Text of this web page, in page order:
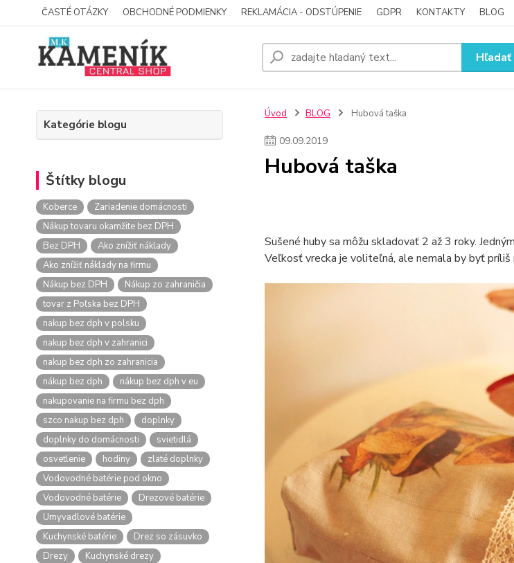
ČASTÉ OTÁZKY OBCHODNÉ PODMIENKY REKLAMÁCIA - ODSTÚPENIE GDPR KONTAKTY BLOG
Hľadať
Kategórie blogu
Štítky blogu
Koberce
Zariadenie domácnosti
Nákup tovaru okamžite bez DPH
Bez DPH
Ako znížiť náklady
Ako znížiť náklady na firmu
Nákup bez DPH
Nákup zo zahraničia
tovar z Poľska bez DPH
nakup bez dph v polsku
nakup bez dph v zahranici
nakup bez dph zo zahranicia
nákup bez dph
nákup bez dph v eu
nakupovanie na firmu bez dph
szco nakup bez dph
doplnky
doplnky do domácnosti
svietidlá
osvetlenie
hodiny
zlaté doplnky
Vodovodné batérie pod okno
Vodovodné batérie
Drezové batérie
Umyvadlové batérie
Kuchynské batérie
Drez so zásuvko
Drezy
Kuchynské drezy
Úvod BLOG Hubová taška
09.09.2019
Hubová taška
Sušené huby sa môžu skladovať 2 až 3 roky.
Veľkosť vrecka je voliteľná, ale nemala by byť príliš